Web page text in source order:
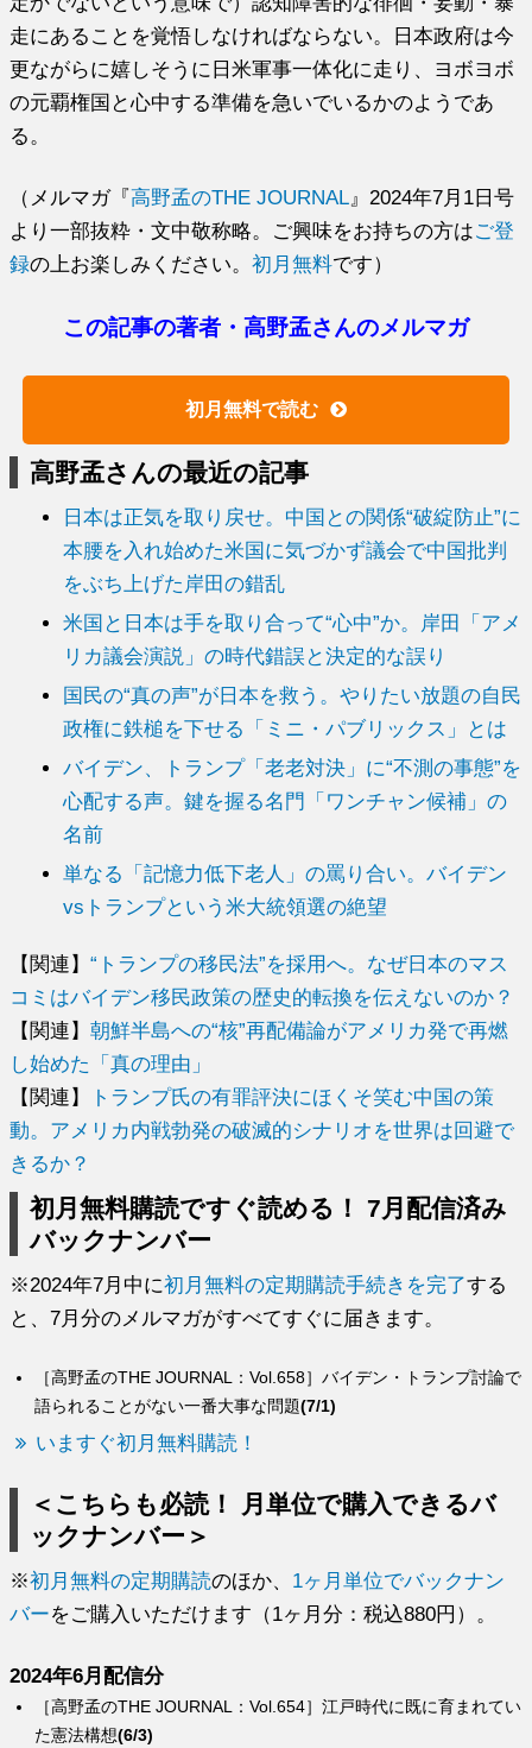
走にあることを覚悟しなければならない。日本政府は今
更ながらに嬉しそうに日米軍事一体化に走り、ヨボヨボ
の元覇権国と心中する準備を急いでいるかのようであ
る。
（メルマガ『高野孟のTHE JOURNAL 』2024年7月1日号
より一部抜粋・文中敬称略。ご興味をお持ちの方はご登
録の上お楽しみください。初月無料です）
この記事の著者・高野孟さんのメルマガ
初月無料で読む
高野孟さんの最近の記事
日本は正気を取り戻せ。中国との関係“破綻防止”に
本腰を入れ始めた米国に気づかず議会で中国批判
をぶち上げた岸田の錯乱
米国と日本は手を取り合って“心中”か。岸田「アメ
リカ議会演説」の時代錯誤と決定的な誤り
国民の“真の声”が日本を救う。やりたい放題の自民
政権に鉄槌を下せる「ミニ・パブリックス」とは
バイデン、トランプ「老老対決」に“不測の事態”を
心配する声。鍵を握る名門「ワンチャン候補」の
名前
単なる「記憶力低下老人」の罵り合い。バイデン
vsトランプという米大統領選の絶望
【関連】“トランプの移民法”を採用へ。なぜ日本のマス
コミはバイデン移民政策の歴史的転換を伝えないのか？
【関連】朝鮮半島への“核”再配備論がアメリカ発で再燃
し始めた「真の理由」
【関連】
トランプ氏の有罪評決にほくそ笑む中国の策
動。アメリカ内戦勃発の破滅的シナリオを世界は回避で
きるか？
初月無料購読ですぐ読める！ 7月配信済み
バックナンバー
※2024年7月中に初月無料の定期購読手続きを完了する
と、7月分のメルマガがすべてすぐに届きます。
［高野孟のTHE JOURNAL：Vol.658］バイデン・トランプ討論で
語られることがない一番大事な問題(7/1)
いますぐ初月無料購読！
＜こちらも必読！ 月単位で購入できるバ
ックナンバー＞
※初月無料の定期購読のほか、 1ヶ月単位でバックナン
バーをご購入いただけます（1ヶ月分：税込880円）。
2024年6月配信分
［高野孟のTHE JOURNAL：Vol.654］江戸時代に既に育まれてい
た憲法構想(6/3)